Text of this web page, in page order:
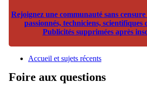
Rejoignez une communauté sans
passionnés, techniciens, scientifiques
Publicités supprimées après
Accueil et sujets récents
Foire aux questions